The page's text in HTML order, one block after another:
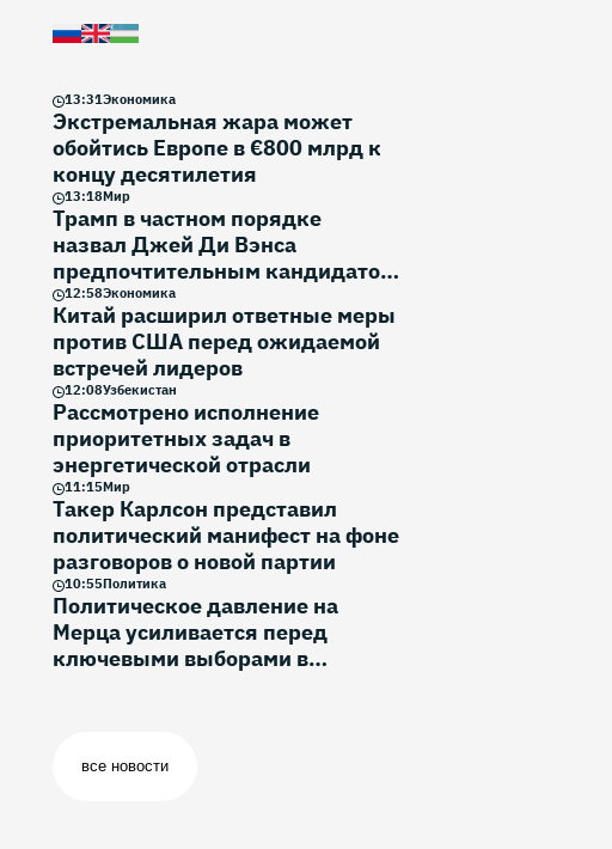
13:31Экономика
Экстремальная жара может
обойтись Европе в €800 млрд к
концу десятилетия
13:18Мир
Трамп в частном порядке
назвал Джей Ди Вэнса
предпочтительным кандидатом
на выборы 2028 года
12:58Экономика
Китай расширил ответные меры
против США перед ожидаемой
встречей лидеров
12:08Узбекистан
Рассмотрено исполнение
приоритетных задач в
энергетической отрасли
11:15Мир
Такер Карлсон представил
политический манифест на фоне
разговоров о новой партии
10:55Политика
Политическое давление на
Мерца усиливается перед
ключевыми выборами в
все новости